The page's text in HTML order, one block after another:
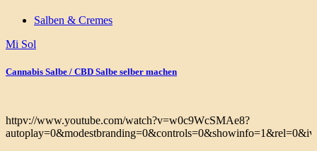
Salben & Cremes
Mi Sol
Cannabis Salbe / CBD Salbe selber machen
httpv://www.youtube.com/watch?v=w0c9WcSMAe8?